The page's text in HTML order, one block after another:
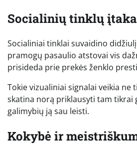
Socialinių tinklų įtaka
Socialiniai tinklai suvaidino
pramogų pasaulio atstovai vis
prisideda prie prekės ženklo
Tokie vizualiniai signalai veikia
skatina norą priklausyti tam tikrai
galimybių ją sau leisti.
Kokybė ir